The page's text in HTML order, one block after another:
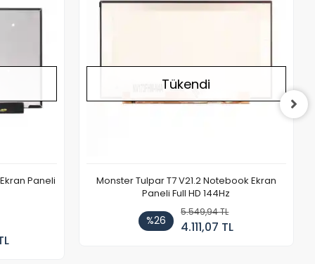
Paneli
Tükendi
Monster Tulpar T7 V21.2 Notebook Ekran
Paneli Full HD 144Hz
%26
5.549,94 TL
4.111,07 TL